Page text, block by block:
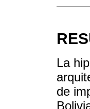
La
de